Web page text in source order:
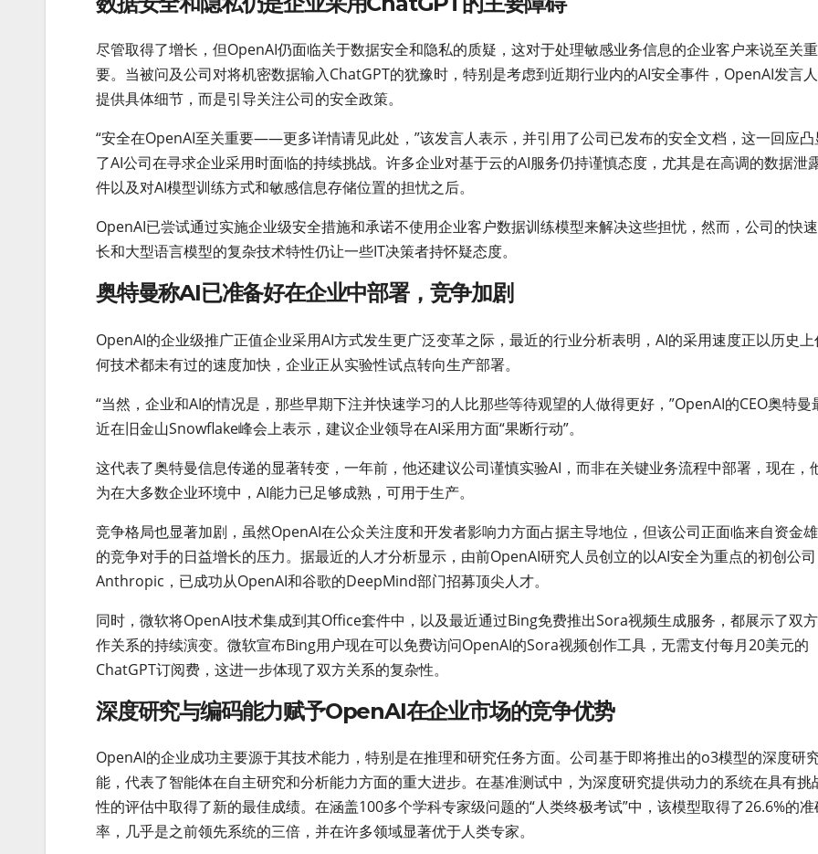
尽管取得了增长，但OpenAI仍面临关于数据安全和隐私的质疑，这对于处理敏感业务信息的企业客户来说至关重
要。当被问及公司对将机密数据输入ChatGPT的犹豫时，特别是考虑到近期行业内的AI安全事件，OpenAI发言
提供具体细节，而是引导关注公司的安全政策。
“安全在OpenAI至关重要——更多详情请见此处，”该发言人表示，并引用了公司已发布的安全文档，这一回应凸
了AI公司在寻求企业采用时面临的持续挑战。许多企业对基于云的AI服务仍持谨慎态度，尤其是在高调的数据泄
件以及对AI模型训练方式和敏感信息存储位置的担忧之后。
OpenAI已尝试通过实施企业级安全措施和承诺不使用企业客户数据训练模型来解决这些担忧，然而，公司的快
长和大型语言模型的复杂技术特性仍让一些IT决策者持怀疑态度。
奥特曼称AI已准备好在企业中部署，竞争加剧
OpenAI的企业级推广正值企业采用AI方式发生更广泛变革之际，最近的行业分析表明，AI的采用速度正以历史上
何技术都未有过的速度加快，企业正从实验性试点转向生产部署。
“当然，企业和AI的情况是，那些早期下注并快速学习的人比那些等待观望的人做得更好，”OpenAI的CEO奥特曼
近在旧金山Snowflake峰会上表示，建议企业领导在AI采用方面“果断行动”。
这代表了奥特曼信息传递的显著转变，一年前，他还建议公司谨慎实验AI，而非在关键业务流程中部署，现在，
为在大多数企业环境中，AI能力已足够成熟，可用于生产。
竞争格局也显著加剧，虽然OpenAI在公众关注度和开发者影响力方面占据主导地位，但该公司正面临来自资金
的竞争对手的日益增长的压力。据最近的人才分析显示，由前OpenAI研究人员创立的以AI安全为重点的初创公司
Anthropic，已成功从OpenAI和谷歌的DeepMind部门招募顶尖人才。
同时，微软将OpenAI技术集成到其Office套件中，以及最近通过Bing免费推出Sora视频生成服务，都展示了双
作关系的持续演变。微软宣布Bing用户现在可以免费访问OpenAI的Sora视频创作工具，无需支付每月20美元的
ChatGPT订阅费，这进一步体现了双方关系的复杂性。
深度研究与编码能力赋予OpenAI在企业市场的竞争优势
OpenAI的企业成功主要源于其技术能力，特别是在推理和研究任务方面。公司基于即将推出的o3模型的深度研
能，代表了智能体在自主研究和分析能力方面的重大进步。在基准测试中，为深度研究提供动力的系统在具有挑
性的评估中取得了新的最佳成绩。在涵盖100多个学科专家级问题的“人类终极考试”中，该模型取得了26.6%的准
率，几乎是之前领先系统的三倍，并在许多领域显著优于人类专家。